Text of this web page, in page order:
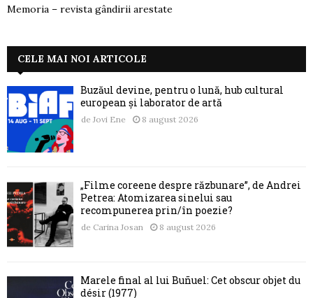
Memoria – revista gândirii arestate
CELE MAI NOI ARTICOLE
Buzăul devine, pentru o lună, hub cultural
european și laborator de artă
de Jovi Ene 8 august 2026
„Filme coreene despre răzbunare”, de Andrei
Petrea: Atomizarea sinelui sau
recompunerea prin/în poezie?
de Carina Josan 8 august 2026
Marele final al lui Buñuel: Cet obscur objet du
désir (1977)